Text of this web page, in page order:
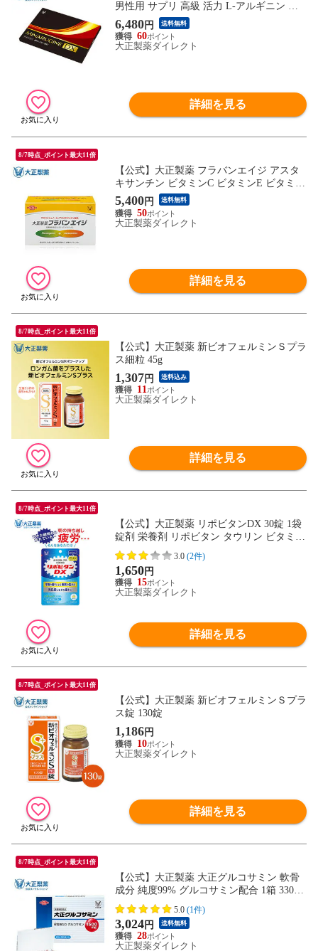
男性用 サプリ 高級 活力 L-アルギニン マ
カ 亜鉛 すっぽん 栄養機能食品 妊活 妊活
サプリ
6,480円 送料無料
60
大正製薬ダイレクト
詳細を見る
8/7時点_ポイント最大11倍
【公式】大正製薬 フラバンエイジ アスタ
キサンチン ビタミンC ビタミンE ビタミン
サプリ サプリメント ポリフェノール フラ
バンジェノール 抗酸化 抗酸化作用 個包装
服用の目安 1日 2粒 30袋 60袋 90袋 180袋
5,400円 送料無料
50
大正製薬ダイレクト
詳細を見る
8/7時点_ポイント最大11倍
【公式】大正製薬 新ビオフェルミンＳプラ
ス細粒 45g
1,307 円 送料込み
11
大正製薬ダイレクト
詳細を見る
8/7時点_ポイント最大11倍
【公式】大正製薬 リポビタンDX 30錠 1袋
錠剤 栄養剤 リポビタン タウリン ビタミン
B群 ビタミンC ビタミン カフェインゼロ
【指定医薬部外品】
3.0 (2件)
1,650円
15
大正製薬ダイレクト
詳細を見る
8/7時点_ポイント最大11倍
【公式】大正製薬 新ビオフェルミンＳプラ
ス錠 130錠
1,186円
10
大正製薬ダイレクト
詳細を見る
8/7時点_ポイント最大11倍
【公式】大正製薬 大正グルコサミン 軟骨
成分 純度99% グルコサミン配合 1箱 330mg
×6粒 ×30袋 栄養補助食品 サプリ サプリメ
ント
5.0 (1件)
3,024円 送料無料
28
大正製薬ダイレクト